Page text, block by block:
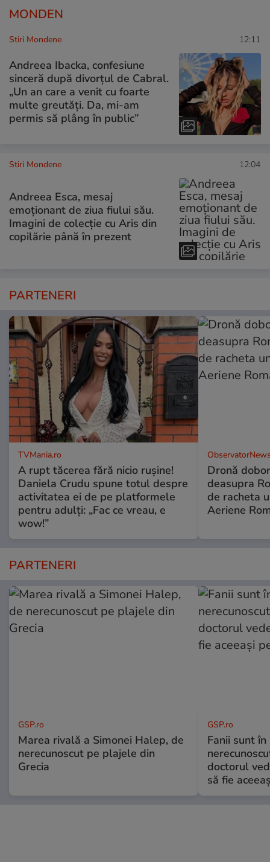
MONDEN
Stiri Mondene 12:11
Andreea Ibacka, confesiune
sinceră după divorțul de Cabral.
„Un an care a venit cu foarte
multe greutăți. Da, mi-am
permis să plâng în public”
Stiri Mondene 12:04
Andreea Esca, mesaj
emoționant de ziua fiului său.
Imagini de colecție cu Aris din
copilărie până în prezent
PARTENERI
TVMania.ro
A rupt tăcerea fără nicio rușine!
Daniela Crudu spune totul despre
activitatea ei de pe platformele
pentru adulți: „Fac ce vreau, e
wow!”
Dronă
deasupra
de racheta
Aeriene
PARTENERI
GSP.ro
Marea rivală a Simonei Halep, de
nerecunoscut pe plajele din
Grecia
GSP.ro
Fanii sunt în
doctorul
să fie